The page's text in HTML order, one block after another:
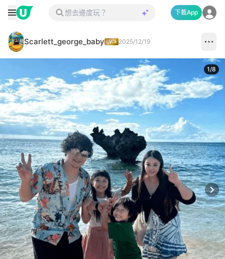
下載App
Scarlett_george_baby 2025/12/19
1/8